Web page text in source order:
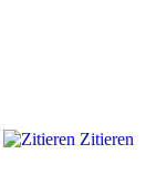
Zitieren